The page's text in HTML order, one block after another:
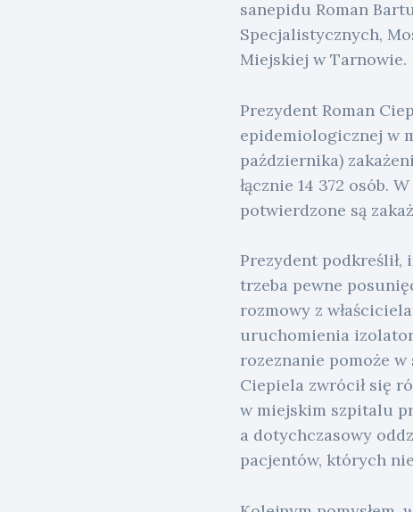
sanepidu Roman
Specjalistycznych,
Miejskiej w Tarnowie.
Prezydent Roman
epidemiologicznej w
października)
łącznie 14 372 osób.
potwierdzone są
Prezydent
trzeba pewne
rozmowy z
uruchomienia
rozeznanie pomoże
Ciepiela zwrócił się
w miejskim szpitalu
a dotychczasowy
pacjentów, których